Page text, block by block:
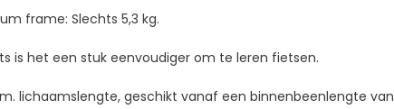
frame: Slechts 5,3 kg.
is het een stuk eenvoudiger om te leren fietsen.
lichaamslengte, geschikt vanaf een binnenbeenlengte van